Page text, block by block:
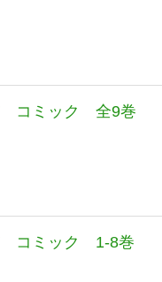
コミック 全9巻
コミック 1-8巻